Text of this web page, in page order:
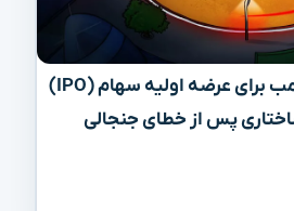
برنامه‌ریزی صرافی بیت‌هامب برای عرضه اولیه سهام (IPO)
ساختاری پس از خطای جنجالی